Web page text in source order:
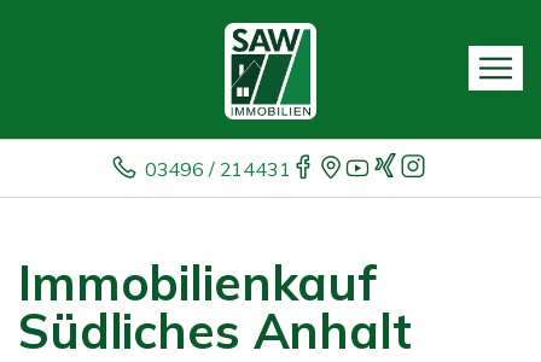
03496 / 214431
Immobilienkauf
Südliches Anhalt